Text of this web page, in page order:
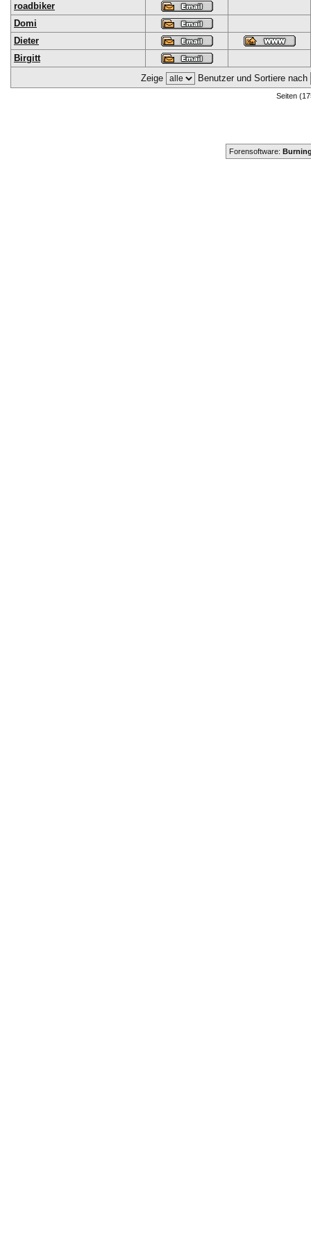
roadbiker
Domi
Dieter
Birgitt
Zeige
Benutzer und Sortiere nach
Seiten
Forensoftware: